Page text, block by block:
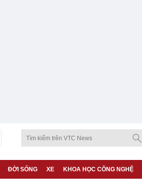
ĐỜI SỐNG XE KHOA HỌC CÔNG NGHỆ